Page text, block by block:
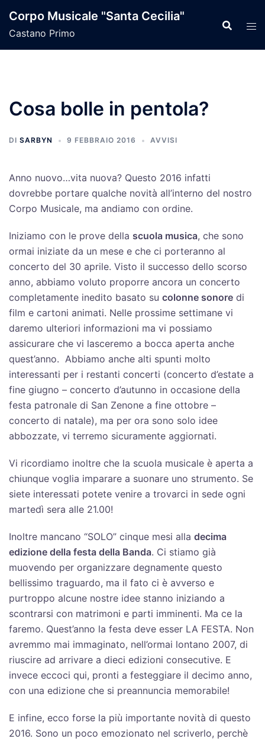
contenuto
Corpo Musicale "Santa Cecilia"
Castano Primo
Cosa bolle in pentola?
DI SARBYN 9 FEBBRAIO 2016 AVVISI
Anno nuovo…vita nuova? Questo 2016 infatti
dovrebbe portare qualche novità all’interno del nostro
Corpo Musicale, ma andiamo con ordine.
Iniziamo con le prove della scuola musica, che sono
ormai iniziate da un mese e che ci porteranno al
concerto del 30 aprile. Visto il successo dello scorso
anno, abbiamo voluto proporre ancora un concerto
completamente inedito basato su colonne sonore di
film e cartoni animati. Nelle prossime settimane vi
daremo ulteriori informazioni ma vi possiamo
assicurare che vi lasceremo a bocca aperta anche
quest’anno. Abbiamo anche alti spunti molto
interessanti per i restanti concerti (concerto d’estate a
fine giugno – concerto d’autunno in occasione della
festa patronale di San Zenone a fine ottobre –
concerto di natale), ma per ora sono solo idee
abbozzate, vi terremo sicuramente aggiornati.
Vi ricordiamo inoltre che la scuola musicale è aperta a
chiunque voglia imparare a suonare uno strumento. Se
siete interessati potete venire a trovarci in sede ogni
martedì sera alle 21.00!
Inoltre mancano “SOLO” cinque mesi alla decima
edizione della festa della Banda. Ci stiamo già
muovendo per organizzare degnamente questo
bellissimo traguardo, ma il fato ci è avverso e
purtroppo alcune nostre idee stanno iniziando a
scontrarsi con matrimoni e parti imminenti. Ma ce la
faremo. Quest’anno la festa deve esser LA FESTA. Non
avremmo mai immaginato, nell’ormai lontano 2007, di
riuscire ad arrivare a dieci edizioni consecutive. E
invece eccoci qui, pronti a festeggiare il decimo anno,
con una edizione che si preannuncia memorabile!
E infine, ecco forse la più importante novità di questo
2016. Sono un poco emozionato nel scriverlo, perchè